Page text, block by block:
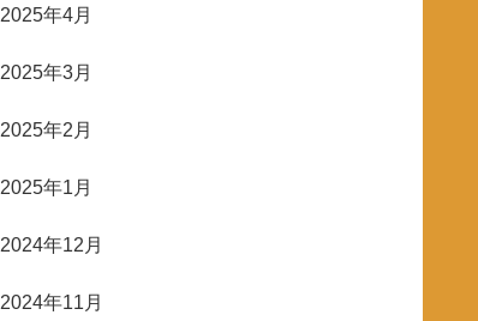
2025年4月
2025年3月
2025年2月
2025年1月
2024年12月
2024年11月